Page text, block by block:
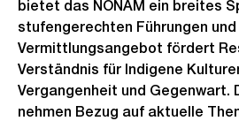
bietet das NONAM ein breites
stufengerechten Führungen
Vermittlungsangebot fördert
Verständnis für Indigene
Vergangenheit und Gegenwart.
nehmen Bezug auf aktuelle